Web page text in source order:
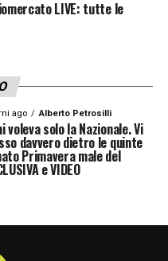
LIVE: tutte le
ago Alberto Petrosilli
solo la Nazionale. Vi
davvero dietro le quinte
Primavera male del
e VIDEO